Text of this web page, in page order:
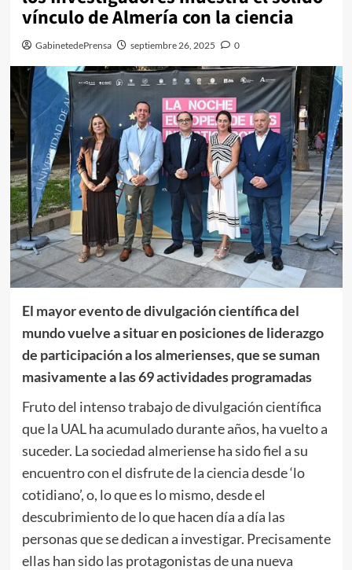
vínculo de Almería con la ciencia
GabinetedePrensa septiembre 26, 2025 0
El mayor evento de divulgación científica del
mundo vuelve a situar en posiciones de liderazgo
de participación a los almerienses, que se suman
masivamente a las 69 actividades programadas
Fruto del intenso trabajo de divulgación científica
que la UAL ha acumulado durante años, ha vuelto a
suceder. La sociedad almeriense ha sido fiel a su
encuentro con el disfrute de la ciencia desde ‘lo
cotidiano’, o, lo que es lo mismo, desde el
descubrimiento de lo que hacen día a día las
personas que se dedican a investigar. Precisamente
ellas han sido las protagonistas de una nueva